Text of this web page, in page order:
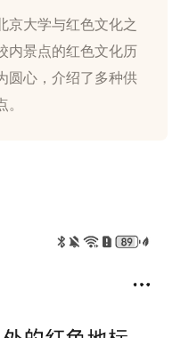
京大学与红色文化之
内景点的红色文化历
圆心，介绍了多种供